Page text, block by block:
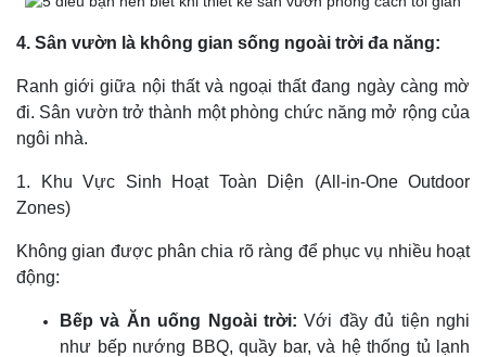
4. Sân vườn là không gian sống ngoài trời đa năng:
Ranh giới giữa nội thất và ngoại thất đang ngày càng mờ
đi. Sân vườn trở thành một phòng chức năng mở rộng của
ngôi nhà.
1. Khu Vực Sinh Hoạt Toàn Diện (All-in-One Outdoor
Zones)
Không gian được phân chia rõ ràng để phục vụ nhiều hoạt
động:
Bếp và Ăn uống Ngoài trời: Với đầy đủ tiện nghi
như bếp nướng BBQ, quầy bar, và hệ thống tủ lạnh